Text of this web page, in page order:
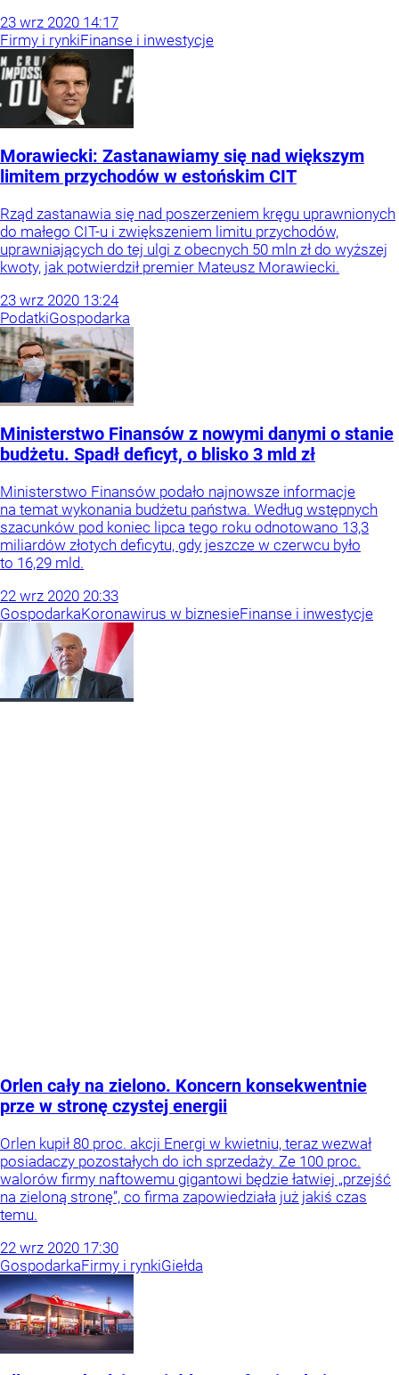
23 wrz 2020 14:17
Firmy i rynkiFinanse i inwestycje
Morawiecki: Zastanawiamy się nad większym
limitem przychodów w estońskim CIT
Rząd zastanawia się nad poszerzeniem kręgu uprawnionych
do małego CIT-u i zwiększeniem limitu przychodów,
uprawniających do tej ulgi z obecnych 50 mln zł do wyższej
kwoty, jak potwierdził premier Mateusz Morawiecki.
23 wrz 2020 13:24
PodatkiGospodarka
Ministerstwo Finansów z nowymi danymi o stanie
budżetu. Spadł deficyt, o blisko 3 mld zł
Ministerstwo Finansów podało najnowsze informacje
na temat wykonania budżetu państwa. Według wstępnych
szacunków pod koniec lipca tego roku odnotowano 13,3
miliardów złotych deficytu, gdy jeszcze w czerwcu było
to 16,29 mld.
22 wrz 2020 20:33
GospodarkaKoronawirus w biznesieFinanse i inwestycje
Orlen cały na zielono. Koncern konsekwentnie
prze w stronę czystej energii
Orlen kupił 80 proc. akcji Energi w kwietniu, teraz wezwał
posiadaczy pozostałych do ich sprzedaży. Ze 100 proc.
walorów firmy naftowemu gigantowi będzie łatwiej „przejść
na zieloną stronę”, co firma zapowiedziała już jakiś czas
temu.
22 wrz 2020 17:30
GospodarkaFirmy i rynkiGiełda